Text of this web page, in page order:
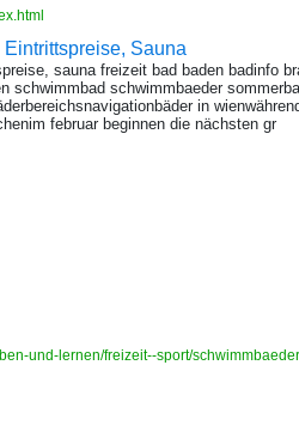
Sauna
sauna freizeit bad baden badinfo
schwimmbad schwimmbaeder
in
februar beginnen die nächsten gr
und-lernen/freizeit--sport/